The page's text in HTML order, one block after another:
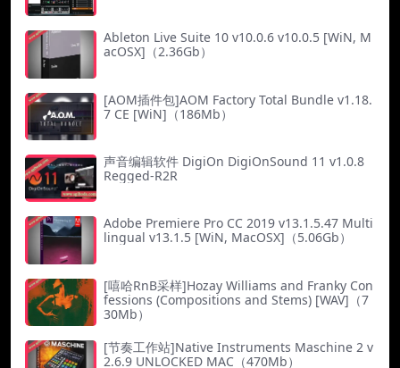
Ableton Live Suite 10 v10.0.6 v10.0.5 [WiN, M
acOSX]（2.36Gb）
[AOM插件包]AOM Factory Total Bundle v1.18.
7 CE [WiN]（186Mb）
声音编辑软件 DigiOn DigiOnSound 11 v1.0.8
Regged-R2R
Adobe Premiere Pro CC 2019 v13.1.5.47 Multi
lingual v13.1.5 [WiN, MacOSX]（5.06Gb）
[嘻哈RnB采样]Hozay Williams and Franky Con
fessions (Compositions and Stems) [WAV]（7
30Mb）
[节奏工作站]Native Instruments Maschine 2 v
2.6.9 UNLOCKED MAC（470Mb）